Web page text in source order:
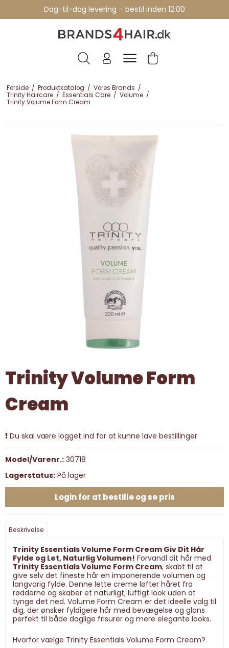
Dag-til-dag levering – bestil inden 12:00
Professionelle brands - over 15 års erfaring
Forside / Produktkatalog / Vores Brands /
Trinity Haircare / Essentials Care / Volume /
Trinity Volume Form Cream
Trinity Volume Form
Cream
Du skal være logget ind for at kunne lave bestillinger
Model/Varenr.: 30718
Lagerstatus: På lager
Login for at bestille og se pris
Beskrivelse
Trinity Essentials Volume Form Cream Giv Dit Hår
Fylde og Let, Naturlig Volumen! Forvandl dit hår med
Trinity Essentials Volume Form Cream, skabt til at
give selv det fineste hår en imponerende volumen og
langvarig fylde. Denne lette creme løfter håret fra
rødderne og skaber et naturligt, luftigt look uden at
tynge det ned. Volume Form Cream er det ideelle valg til
dig, der ønsker fyldigere hår med bevægelse og glans
perfekt til både daglige frisurer og mere elegante looks.
Hvorfor vælge Trinity Essentials Volume Form Cream?